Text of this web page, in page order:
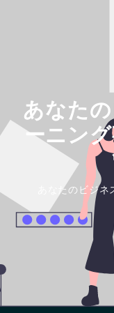
あなた
ーニン
あなたのビジ